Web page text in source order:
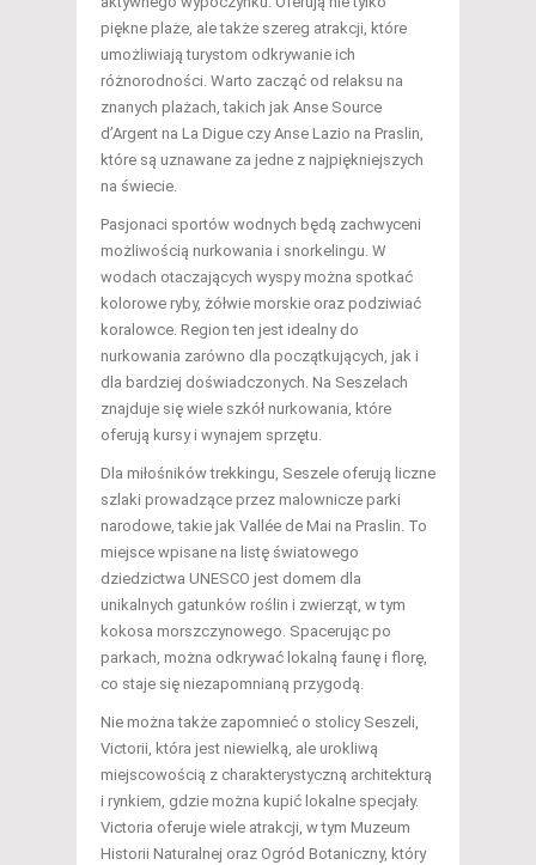
piękne plaże, ale także szereg atrakcji, które
umożliwiają turystom odkrywanie ich
różnorodności. Warto zacząć od relaksu na
znanych plażach, takich jak Anse Source
d’Argent na La Digue czy Anse Lazio na Praslin,
które są uznawane za jedne z najpiękniejszych
na świecie.
Pasjonaci sportów wodnych będą zachwyceni
możliwością nurkowania i snorkelingu. W
wodach otaczających wyspy można spotkać
kolorowe ryby, żółwie morskie oraz podziwiać
koralowce. Region ten jest idealny do
nurkowania zarówno dla początkujących, jak i
dla bardziej doświadczonych. Na Seszelach
znajduje się wiele szkół nurkowania, które
oferują kursy i wynajem sprzętu.
Dla miłośników trekkingu, Seszele oferują liczne
szlaki prowadzące przez malownicze parki
narodowe, takie jak Vallée de Mai na Praslin. To
miejsce wpisane na listę światowego
dziedzictwa UNESCO jest domem dla
unikalnych gatunków roślin i zwierząt, w tym
kokosa morszczynowego. Spacerując po
parkach, można odkrywać lokalną faunę i florę,
co staje się niezapomnianą przygodą.
Nie można także zapomnieć o stolicy Seszeli,
Victorii, która jest niewielką, ale urokliwą
miejscowością z charakterystyczną architekturą
i rynkiem, gdzie można kupić lokalne specjały.
Victoria oferuje wiele atrakcji, w tym Muzeum
Historii Naturalnej oraz Ogród Botaniczny, który